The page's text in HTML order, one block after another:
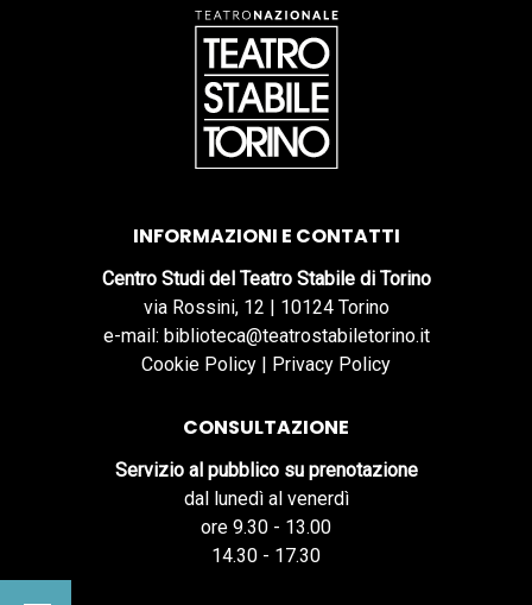
INFORMAZIONI E CONTATTI
Centro Studi del Teatro Stabile di Torino
via Rossini, 12 | 10124 Torino
e-mail: biblioteca@teatrostabiletorino.it
Cookie Policy | Privacy Policy
CONSULTAZIONE
Servizio al pubblico su prenotazione
dal lunedì al venerdì
ore 9.30 - 13.00
14.30 - 17.30